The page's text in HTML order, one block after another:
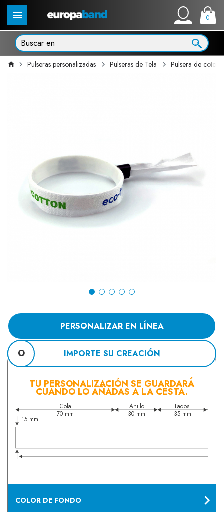
0
Pulseras personalizadas Pulseras de Tela Pulsera de coton
PERSONALIZAR EN LÍNEA
O IMPORTE SU CREACIÓN
TU PERSONALIZACIÓN SE GUARDARÁ
CUANDO LO AÑADAS A LA CESTA.
70 mm 30 mm 35 mm
15 mm
Anillo
Cola Lados
COLOR DE FONDO